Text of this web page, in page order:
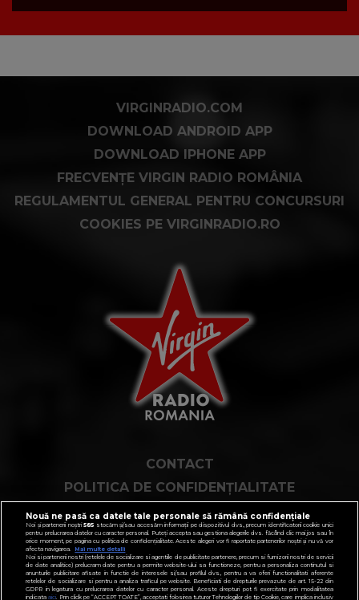
VIRGINRADIO.COM
DOWNLOAD ANDROID APP
DOWNLOAD IPHONE APP
FRECVENȚE VIRGIN RADIO ROMÂNIA
REGULAMENTUL GENERAL PENTRU CONCURSURI
COOKIES PE VIRGINRADIO.RO
CONTACT
POLITICA DE CONFIDENȚIALITATE
NOTĂ DE INFORMARE
TERMENI ȘI CONDIȚII
COD DEONTOLOGIC
PUBLICITATE PRIN RRM
Nouă ne pasă ca datele tale personale să rămână confidențiale
Noi și partenerii noștri585 stocăm și/sau accesăm informații pe dispozitivul dvs., precum identificatorii cookie unici
pentru prelucrarea datelor cu caracter personal. Puteți accepta sau gestiona alegerile dvs. făcând clic mai jos sau în
orice moment, pe pagina cu politica de confidențialitate. Aceste alegeri vor fi raportate partenerilor noștri și nu vă vor
afecta navigarea.
Mai multe detalii
Noi si partenerii nostri (retelele de socializare si agentiile de publicitate partenere, precum si furnizorii nostri de servicii
de date analitice) prelucram date pentru a permite website-ului sa functioneze, pentru a personaliza continutul si
anunturile publicitare afisate in functie de interesele si/sau profilul dvs., pentru a va oferi functionalitati aferente
retelelor de socializare si pentru a analiza traficul pe website. Beneficiati de drepturile prevazute de art. 15-22 din
GDPR in legatura cu prelucrarea datelor cu caracter personal. Aceste drepturi pot fi exercitate prin modalitatea
indicataaici. Prin click pe “ACCEPT TOATE”, acceptati folosirea tuturor Tehnologiilor de tip Cookie, care implica inclusiv